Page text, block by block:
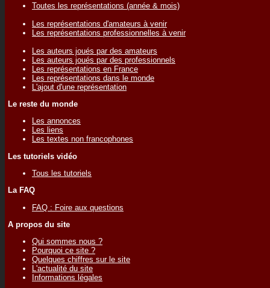
Toutes les représentations (année & mois)
Les représentations d'amateurs à venir
Les représentations professionnelles à venir
Les auteurs joués par des amateurs
Les auteurs joués par des professionnels
Les représentations en France
Les représentations dans le monde
L'ajout d'une représentation
Le reste du monde
Les annonces
Les liens
Les textes non francophones
Les tutoriels vidéo
Tous les tutoriels
La FAQ
FAQ : Foire aux questions
A propos du site
Qui sommes nous ?
Pourquoi ce site ?
Quelques chiffres sur le site
L'actualité du site
Informations légales